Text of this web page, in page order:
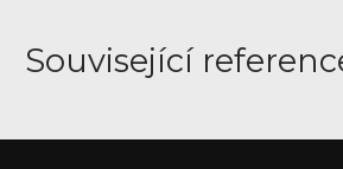
Související